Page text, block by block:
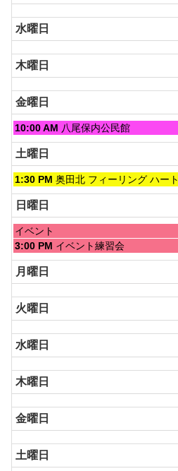
水曜日
木曜日
金曜日
金
曜
日,
8
月
2026
10:00 AM 八尾保内公民館
土曜日
土
曜
日,
8
月
22nd
2026
1:30 PM 奥田北 フィーリング ハート
日曜日
日
曜
日,
8
月
2026
イベント
日
曜
日,
8
月
23rd
2026
3:00 PM イベント練習会
月曜日
火曜日
水曜日
木曜日
金曜日
土曜日